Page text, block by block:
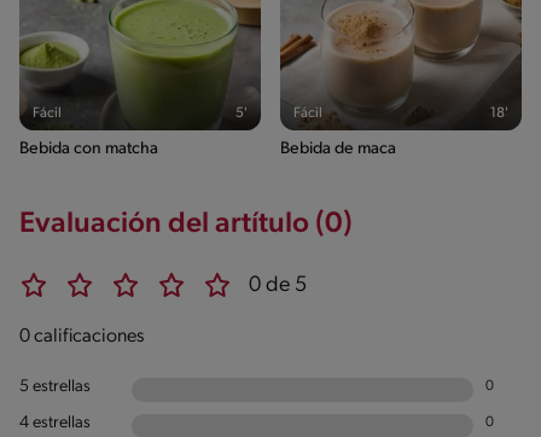
Fácil 5'
Bebida con matcha
Fácil 18'
Bebida de maca
Evaluación del artítulo (0)
0 de 5
0 calificaciones
5 estrellas 0
4 estrellas 0